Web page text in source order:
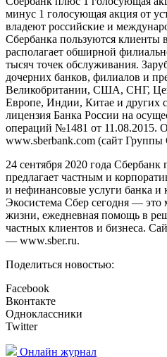
минус 1 голосующая акция от
владеют российские и
Сбербанка пользуются клиенты
располагает обширной
тысяч точек обслуживания.
дочерних банков, филиалов и
Великобритании, США, СНГ,
Европе, Индии, Китае и других
лицензия Банка России на
операций №1481 от 11.08.2015.
www.sberbank.com (сайт
24 сентября 2020 года Сбербанк
предлагает частным и
и нефинансовые услуги банка
Экосистема Сбер сегодня — это
жизни, ежедневная помощь в
частных клиентов и бизнеса.
— www.sber.ru.
Поделиться новостью:
Facebook
Вконтакте
Одноклассники
Twitter
Онлайн журнал